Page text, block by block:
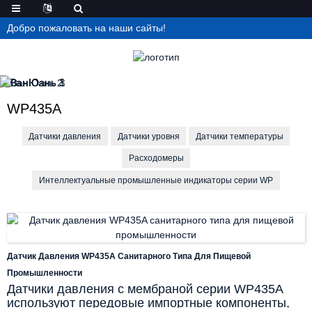
Добро пожаловать на наши сайты!
WP435A
Датчики давления Датчики уровня Датчики температуры
Расходомеры
Интеллектуальные промышленные индикаторы серии WP
Датчик Давления WP435A Санитарного Типа Для Пищевой
Промышленности
Датчики давления с мембраной серии WP435A
используют передовые импортные компоненты,